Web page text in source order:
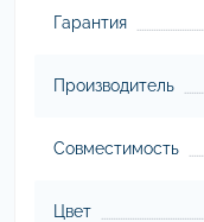
Гарантия
Производитель
Совместимость
Цвет